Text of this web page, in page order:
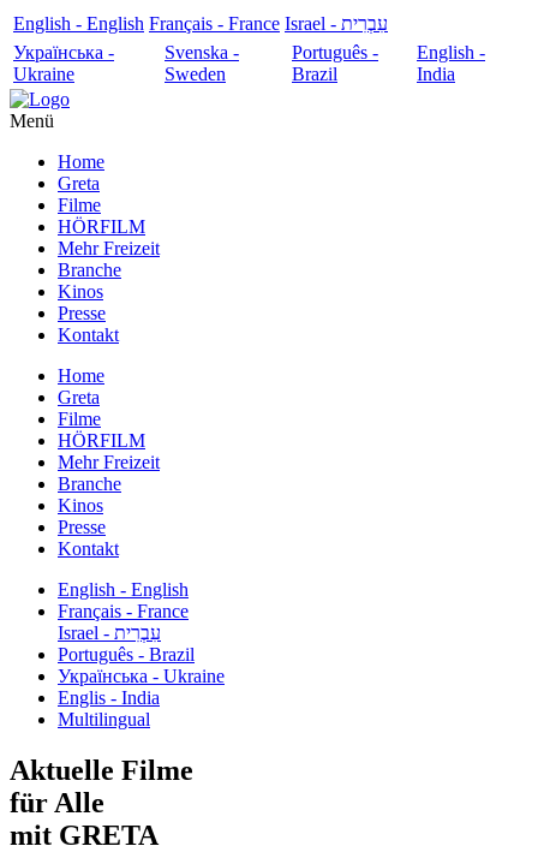
English - English Français - France
עִבְרִית - Israel
Українська -
Ukraine
Svenska -
Sweden
Português -
Brazil
English -
India
Menü
Home
Greta
Filme
HÖRFILM
Mehr Freizeit
Branche
Kinos
Presse
Kontakt
Home
Greta
Filme
HÖRFILM
Mehr Freizeit
Branche
Kinos
Presse
Kontakt
English - English
Français - France
עִבְרִית - Israel
Português - Brazil
Українська - Ukraine
Englis - India
Multilingual
Aktuelle Filme
für Alle
mit GRETA